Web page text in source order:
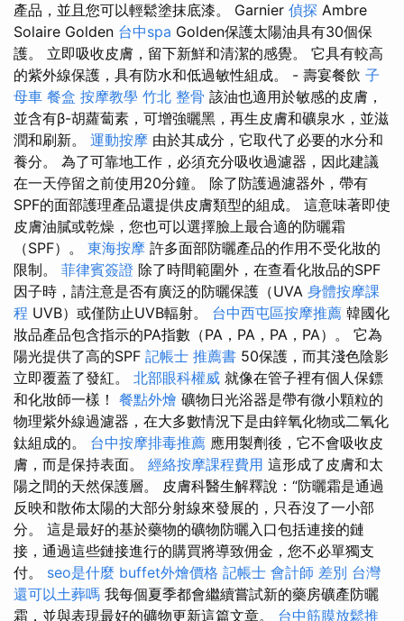
產品，並且您可以輕鬆塗抹底漆。 Garnier 偵探 Ambre
Solaire Golden 台中spa Golden保護太陽油具有30個保
護。 立即吸收皮膚，留下新鮮和清潔的感覺。 它具有較高
的紫外線保護，具有防水和低過敏性組成。 - 壽宴餐飲 子
母車 餐盒 按摩教學 竹北 整骨 該油也適用於敏感的皮膚，
並含有β-胡蘿蔔素，可增強曬黑，再生皮膚和礦泉水，並滋
潤和刷新。 運動按摩 由於其成分，它取代了必要的水分和
養分。 為了可靠地工作，必須充分吸收過濾器，因此建議
在一天停留之前使用20分鐘。 除了防護過濾器外，帶有
SPF的面部護理產品還提供皮膚類型的組成。 這意味著即使
皮膚油膩或乾燥，您也可以選擇臉上最合適的防曬霜
（SPF）。 東海按摩 許多面部防曬產品的作用不受化妝的
限制。 菲律賓簽證 除了時間範圍外，在查看化妝品的SPF
因子時，請注意是否有廣泛的防曬保護（UVA 身體按摩課
程 UVB）或僅防止UVB輻射。 台中西屯區按摩推薦 韓國化
妝品產品包含指示的PA指數（PA，PA，PA，PA）。 它為
陽光提供了高的SPF 記帳士 推薦書 50保護，而其淺色陰影
立即覆蓋了發紅。 北部眼科權威 就像在管子裡有個人保鏢
和化妝師一樣！ 餐點外燴 礦物日光浴器是帶有微小顆粒的
物理紫外線過濾器，在大多數情況下是由鋅氧化物或二氧化
鈦組成的。 台中按摩排毒推薦 應用製劑後，它不會吸收皮
膚，而是保持表面。 經絡按摩課程費用 這形成了皮膚和太
陽之間的天然保護層。 皮膚科醫生解釋說：“防曬霜是通過
反映和散佈太陽的大部分射線來發展的，只吞沒了一小部
分。 這是最好的基於藥物的礦物防曬入口包括連接的鏈
接，通過這些鏈接進行的購買將導致佣金，您不必單獨支
付。 seo是什麼 buffet外燴價格 記帳士 會計師 差別 台灣
還可以土葬嗎 我每個夏季都會繼續嘗試新的藥房礦產防曬
霜，並與表現最好的礦物更新這篇文章。 台中筋膜放鬆推